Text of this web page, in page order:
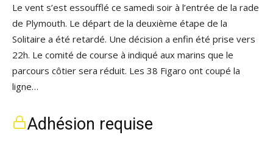
Le vent s’est essoufflé ce samedi soir à l’entrée de la rade
de Plymouth. Le départ de la deuxième étape de la
Solitaire a été retardé. Une décision a enfin été prise vers
22h. Le comité de course à indiqué aux marins que le
parcours côtier sera réduit. Les 38 Figaro ont coupé la
ligne…
Adhésion requise